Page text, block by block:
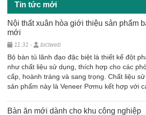
Tin tức mới
Nội thất xuân hòa giới thiệu sản phẩm
mới
11:31 - bictweb
Bộ bàn tủ lãnh đạo đặc biệt là thiết kế đột
như chất liệu sử dụng, thích hợp cho các
cấp, hoành tráng và sang trọng. Chất liệu
sản phẩm này là Veneer Pơmu kết hợp với
Bàn ăn mới dành cho khu công nghiệp